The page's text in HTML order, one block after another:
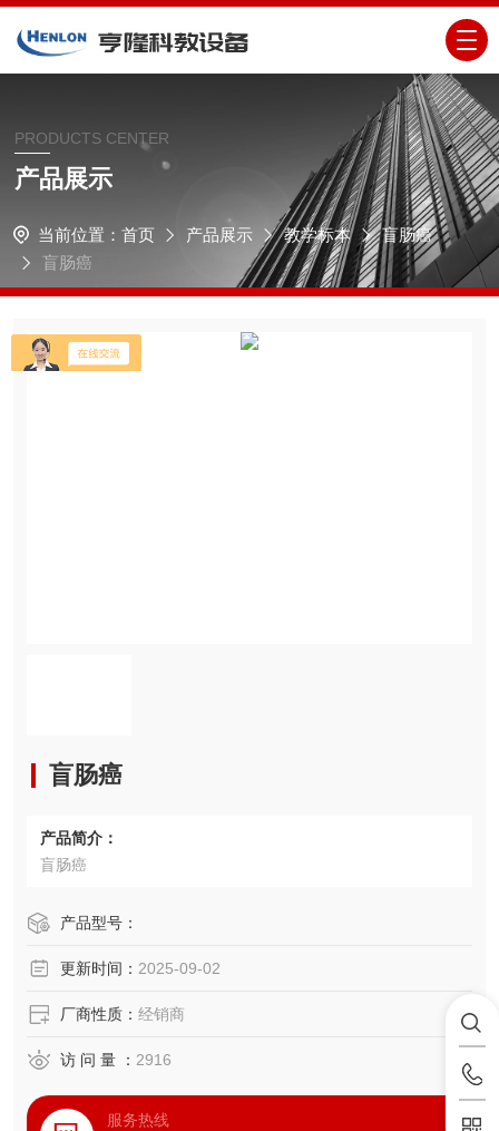
PRODUCTS CENTER
产品展示
当前位置： 首页 产品展示 教学标本
盲肠癌
盲肠癌
盲肠癌
产品简介：
盲肠癌
产品型号：
更新时间： 2025-09-02
厂商性质： 经销商
访 问 量 ： 2916
服务热线